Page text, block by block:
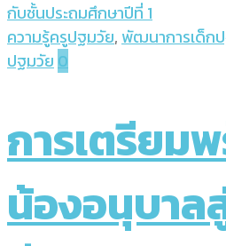
กับชั้นประถมศึกษาปีที่ 1
ความรู้ครูปฐมวัย, พัฒนาการเด็ก
ปฐมวัย 0
การเตรียม
น้องอนุบาล